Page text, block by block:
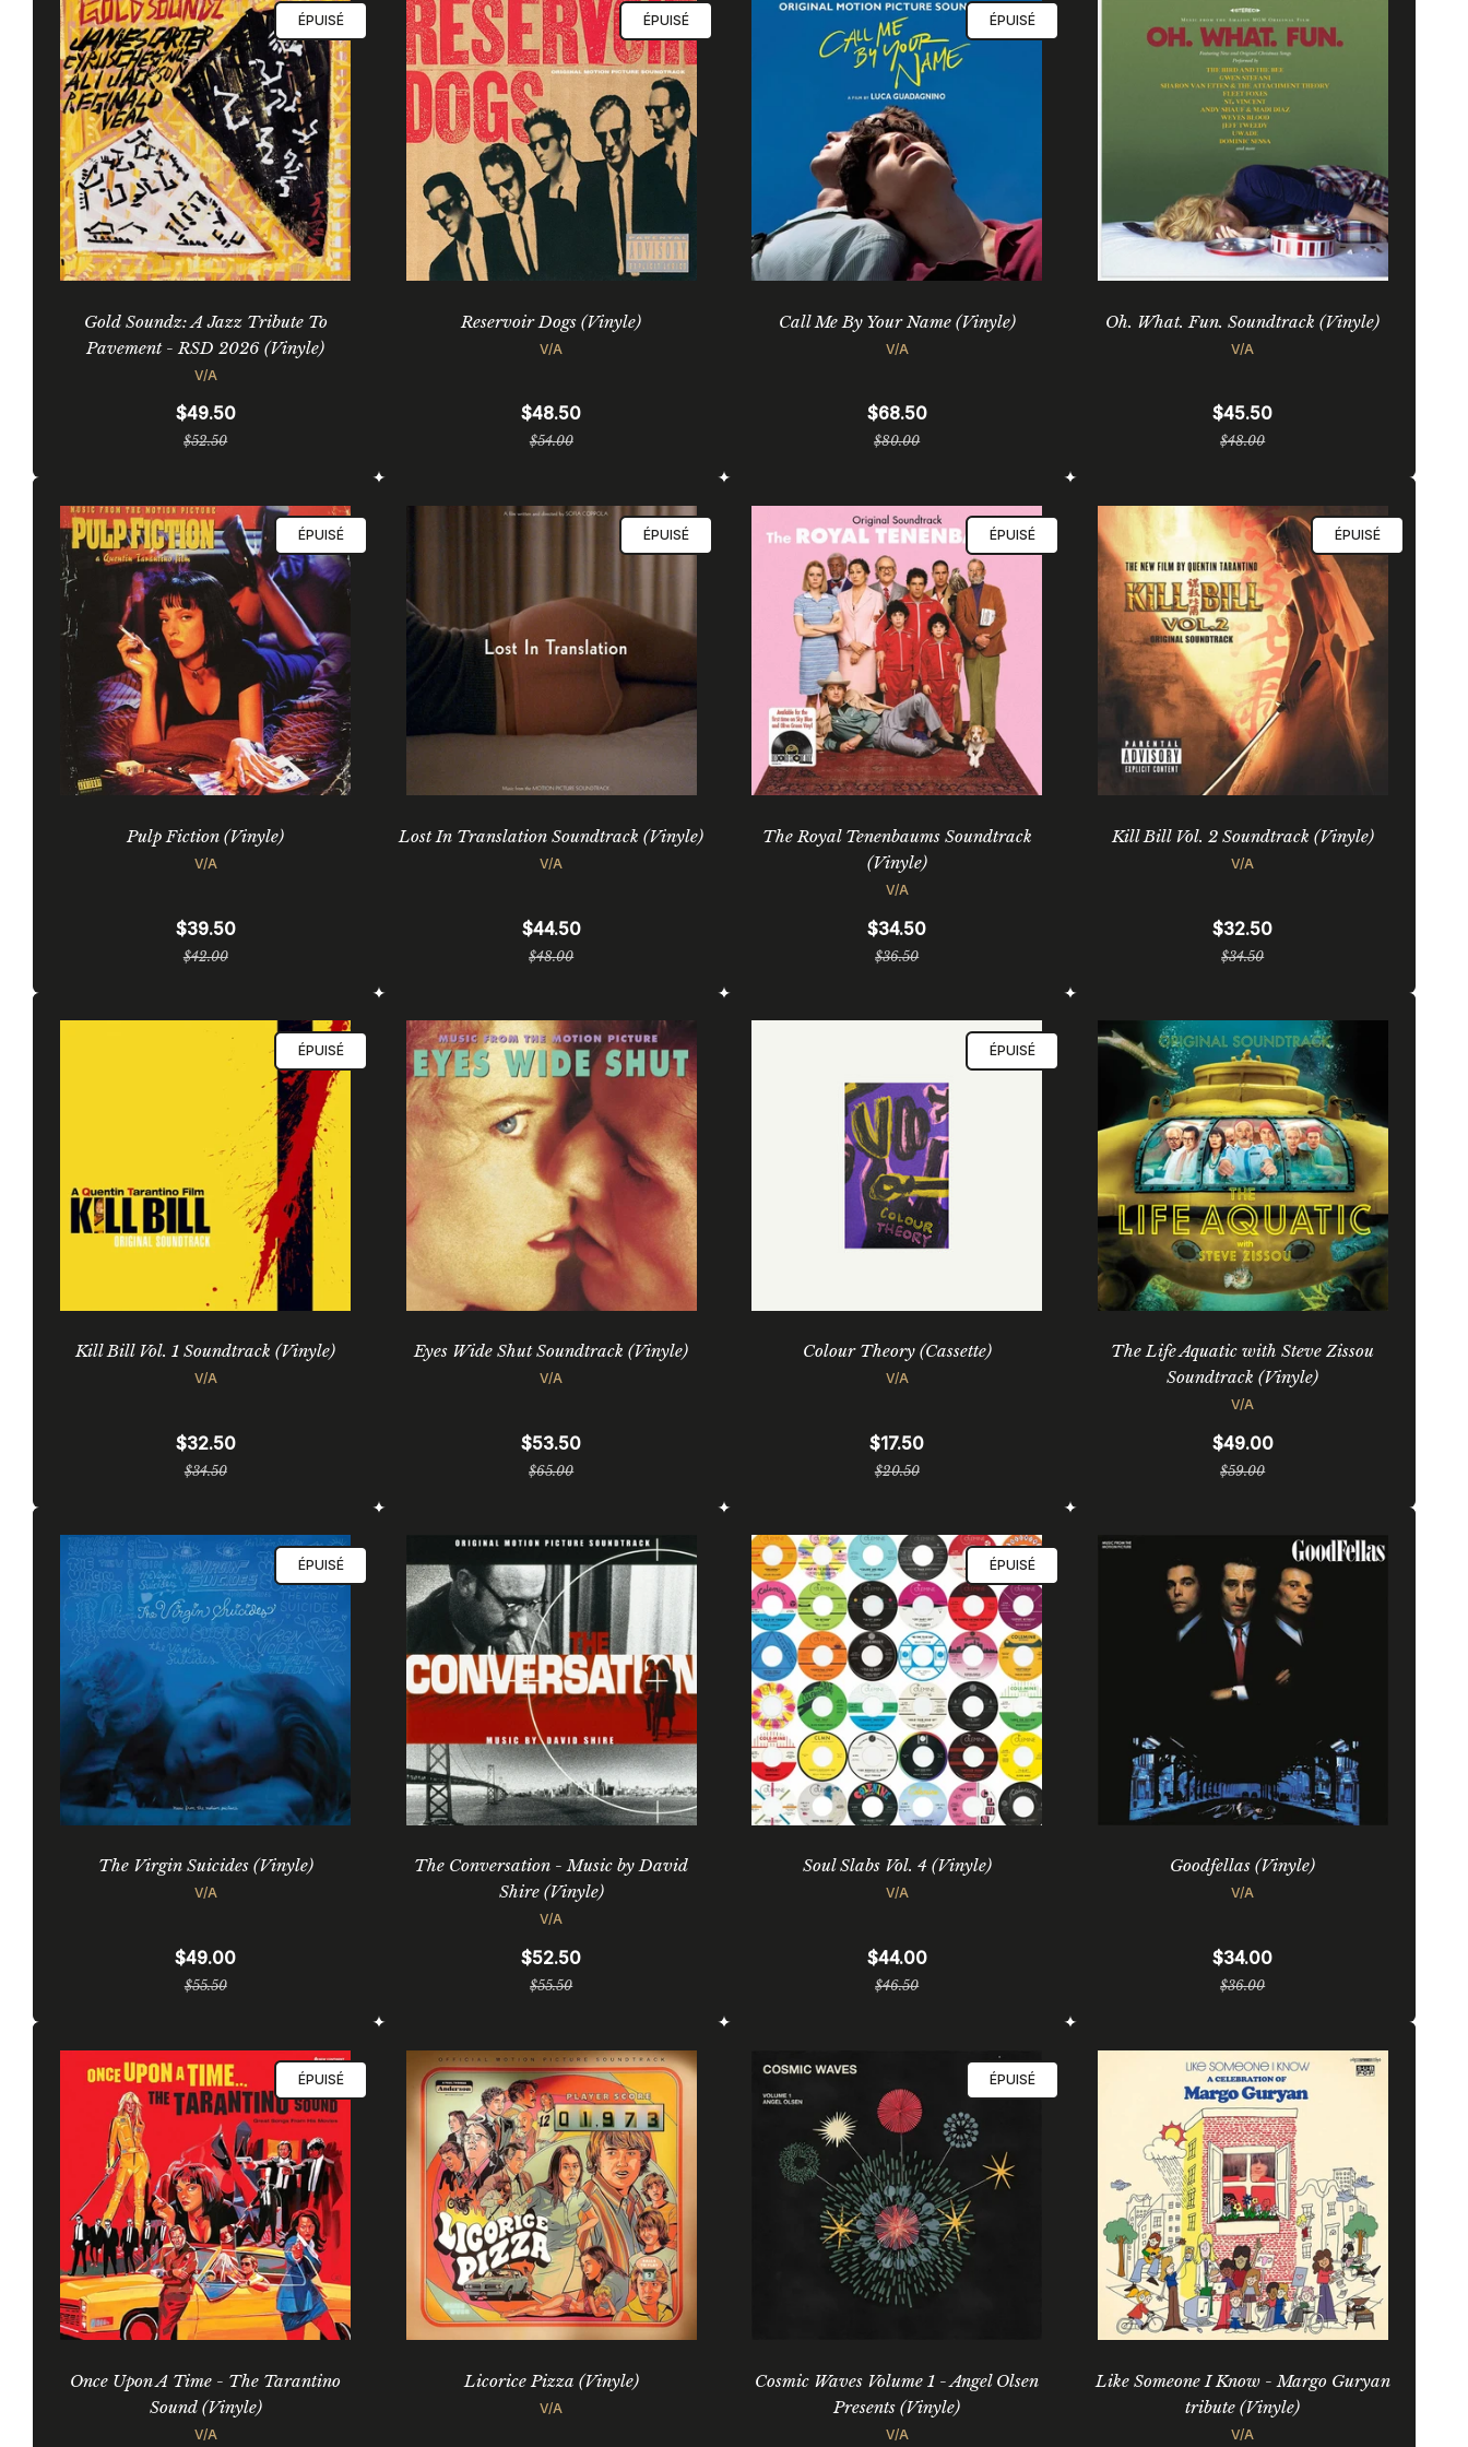
Gold Soundz: A Jazz Tribute To
Pavement - RSD 2026 (Vinyle)
V/A
$49.50
Prix
$52.50
ÉPUISÉ
Reservoir Dogs (Vinyle)
V/A
$48.50
Prix
$54.00
ÉPUISÉ
Call Me By Your Name (Vinyle)
V/A
$68.50
Prix
$80.00
ÉPUISÉ
Oh. What. Fun. Soundtrack (Vinyle)
V/A
$45.50
Prix
$48.00
Pulp Fiction (Vinyle)
V/A
$39.50
Prix
$42.00
ÉPUISÉ
Lost In Translation Soundtrack (Vinyle)
V/A
$44.50
Prix
$48.00
ÉPUISÉ
The Royal Tenenbaums Soundtrack
(Vinyle)
V/A
$34.50
Prix
$36.50
ÉPUISÉ
Kill Bill Vol. 2 Soundtrack (Vinyle)
V/A
$32.50
Prix
$34.50
ÉPUISÉ
Kill Bill Vol. 1 Soundtrack (Vinyle)
V/A
$32.50
Prix
$34.50
ÉPUISÉ
Eyes Wide Shut Soundtrack (Vinyle)
V/A
$53.50
Prix
$65.00
Colour Theory (Cassette)
V/A
$17.50
Prix
$20.50
ÉPUISÉ
The Life Aquatic with Steve Zissou
Soundtrack (Vinyle)
V/A
$49.00
Prix
$59.00
The Virgin Suicides (Vinyle)
V/A
$49.00
Prix
$55.50
ÉPUISÉ
The Conversation - Music by David
Shire (Vinyle)
V/A
$52.50
Prix
$55.50
Soul Slabs Vol. 4 (Vinyle)
V/A
$44.00
Prix
$46.50
ÉPUISÉ
Goodfellas (Vinyle)
V/A
$34.00
Prix
$36.00
Once Upon A Time - The Tarantino
Sound (Vinyle)
V/A
ÉPUISÉ
Licorice Pizza (Vinyle)
V/A
Cosmic Waves Volume 1 - Angel Olsen
Presents (Vinyle)
V/A
ÉPUISÉ
Like Someone I Know - Margo Guryan
tribute (Vinyle)
V/A